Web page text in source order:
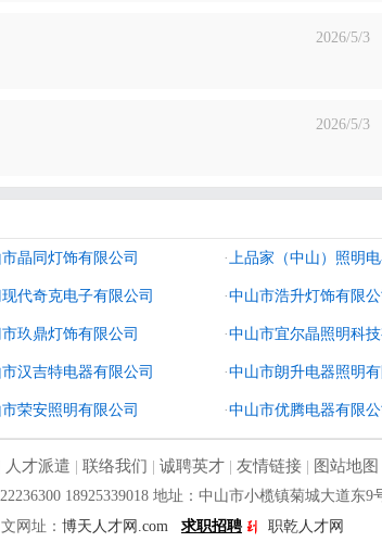
2026/5/3
2026/5/3
晶同灯饰有限公司 ·上品家（中山）照明
代奇克电子有限公司 ·中山市浩升灯饰有限公
玖鼎灯饰有限公司 ·中山市宜尔晶照明科
汉吉特电器有限公司 ·中山市朗升电器照明
荣安照明有限公司 ·中山市优腾电器有限公
人才派遣 | 联络我们 | 诚聘英才| 友情链接 | 图站地图
18925339018 地址：中山市小榄镇菊城大道东9
网址： 博天人才网.com 求职招聘 职乾人才网